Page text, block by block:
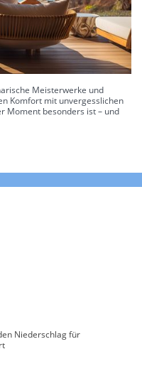
Meisterwerke und
Komfort mit unvergesslichen
Moment besonders ist – und
Niederschlag für